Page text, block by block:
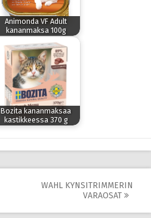
Animonda VF Adult
kananmaksa 100g
Bozita kananmaksaa
kastikkeessa 370 g
WAHL KYNSITRIMMERIN
VARAOSAT